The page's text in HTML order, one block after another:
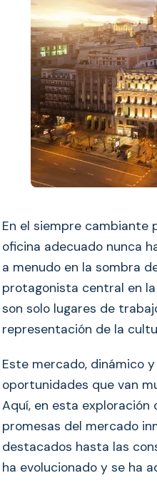
En el siempre cambiante
oficina adecuado nunca
a menudo en la sombra
protagonista central en
son solo lugares de
representación de la
Este mercado, dinámico
oportunidades que van
Aquí, en esta
promesas del mercado
destacados hasta las
ha evolucionado y se ha